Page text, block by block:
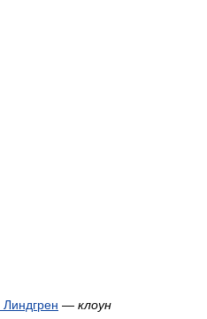
Линдгрен — клоун